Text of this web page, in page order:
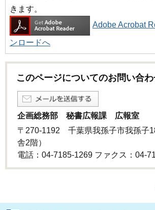
きます。
Adobe Acrobat
ンロードへ
このページについてのお問い合
企画総務部 秘書広報課 広報室
〒270-1192 千葉県我孫子市我孫子
舎2階）
電話：04-7185-1269 ファクス：04-